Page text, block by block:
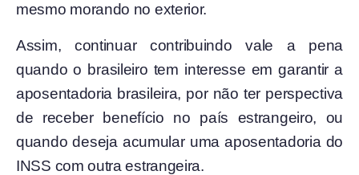
mesmo morando no exterior.
Assim, continuar contribuindo vale a pena
quando o brasileiro tem interesse em garantir a
aposentadoria brasileira, por não ter perspectiva
de receber benefício no país estrangeiro, ou
quando deseja acumular uma aposentadoria do
INSS com outra estrangeira.